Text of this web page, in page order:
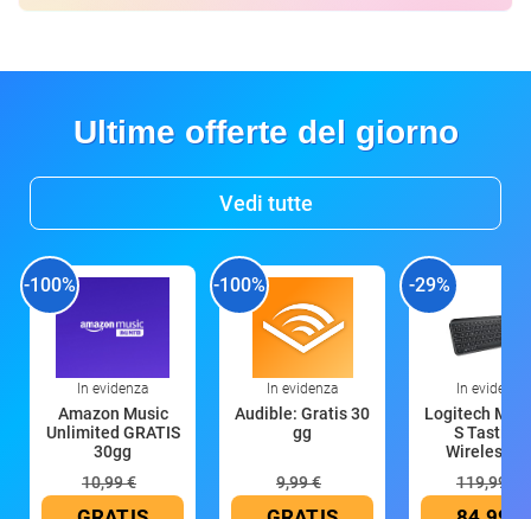
Ultime offerte del giorno
Vedi tutte
-100%
In evidenza
Amazon Music
Unlimited GRATIS
30gg
10,99 €
-100%
In evidenza
Audible: Gratis 30
gg
9,99 €
-29%
In evidenza
Logitech MX
S Tastiera
Wireless
119,99 €